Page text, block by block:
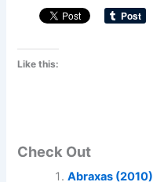
Like this:
Check Out
Abraxas (2010)